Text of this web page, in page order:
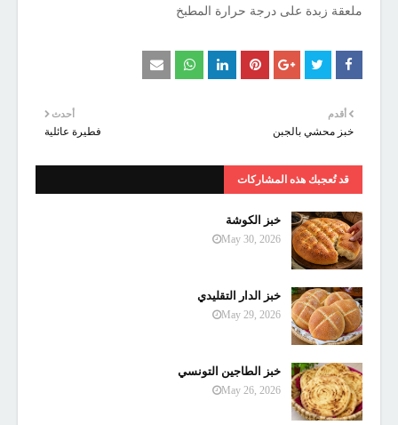
ملعقة زبدة على درجة حرارة المطبخ
أحدث
فطيرة عائلية
أقدم
خبز محشي بالجبن
قد تُعجبك هذه المشاركات
خبز الكوشة
May 30, 2026
خبز الدار التقليدي
May 29, 2026
خبز الطاجين التونسي
May 26, 2026